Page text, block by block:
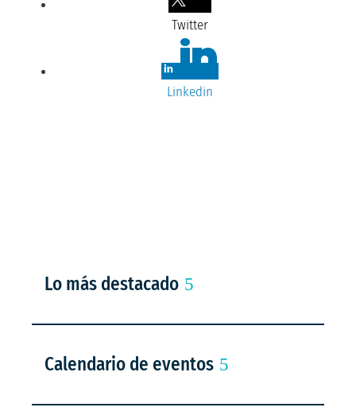
Twitter
Linkedin
Lo más destacado
Calendario de eventos